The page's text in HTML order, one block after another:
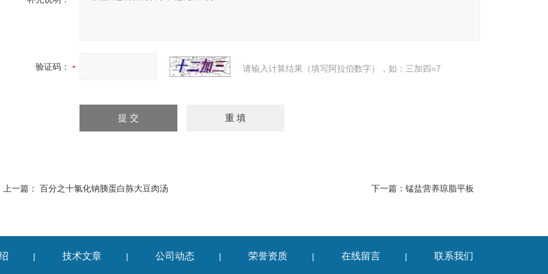
验证码： 请输入计算结果（填写阿拉伯数字），如：三加四=7
上一篇： 百分之十氯化钠胰蛋白胨大豆肉汤 下一篇： 锰盐营养琼脂平板
| 技术文章 | 公司动态 | 荣誉资质 | 在线留言 | 联系我们